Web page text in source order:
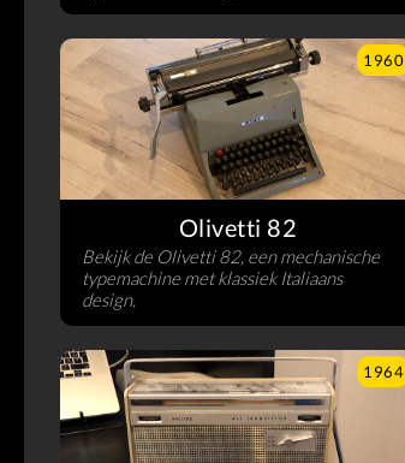
1960
Olivetti 82
Bekijk de Olivetti 82, een mechanische
typemachine met klassiek Italiaans
design.
1964